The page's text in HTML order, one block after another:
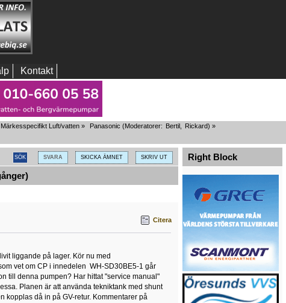
Kontakt
Luft/vatten » Panasonic (Moderatorer: Bertil, Rickard) »
SVARA SKICKA ÄMNET SKRIV UT
Citera
liggande på lager. Kör nu med
vet om CP i innedelen WH-SD30BE5-1 går
till denna pumpen? Har hittat "service manual"
Planen är att använda tekniktank med shunt
kopplas då in på GV-retur. Kommentarer på
Right Block